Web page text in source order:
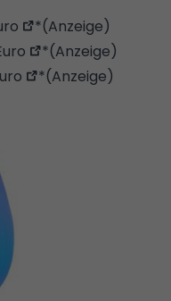
*(Anzeige)
*(Anzeige)
*(Anzeige)